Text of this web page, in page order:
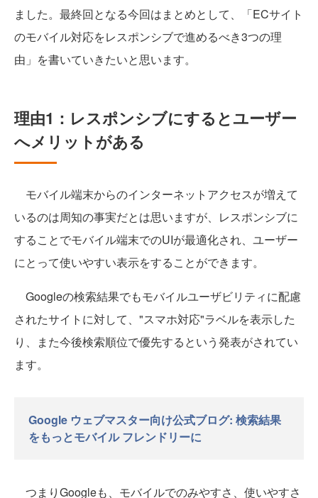
ました。最終回となる今回はまとめとして、「ECサイト
のモバイル対応をレスポンシブで進めるべき3つの理
由」を書いていきたいと思います。
理由1：レスポンシブにするとユーザー
へメリットがある
モバイル端末からのインターネットアクセスが増えて
いるのは周知の事実だとは思いますが、レスポンシブに
することでモバイル端末でのUIが最適化され、ユーザー
にとって使いやすい表示をすることができます。
Googleの検索結果でもモバイルユーザビリティに配慮
されたサイトに対して、"スマホ対応"ラベルを表示した
り、また今後検索順位で優先するという発表がされてい
ます。
Google ウェブマスター向け公式ブログ: 検索結果
をもっとモバイル フレンドリーに
つまりGoogleも、モバイルでのみやすさ、使いやすさ